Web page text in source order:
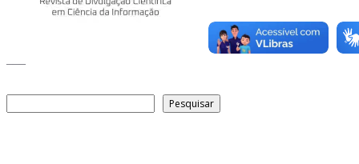
Pesquisar